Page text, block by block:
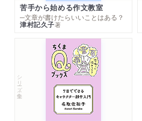
苦手から始める作文教室
─文章が書けたらいいことはある？
津村記久子著
シリーズ・全集